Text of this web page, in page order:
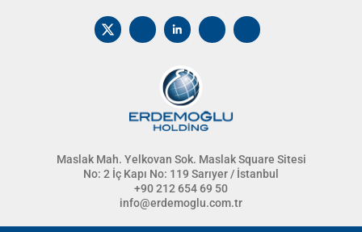
Maslak Mah. Yelkovan Sok. Maslak Square Sitesi
No: 2 İç Kapı No: 119 Sarıyer / İstanbul
+90 212 654 69 50
info@erdemoglu.com.tr